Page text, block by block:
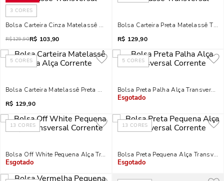
3 CORES
Bolsa Carteira Cinza Matelassê Transversal
R$129,90R$ 103,90
Bolsa Carteira Preta Matelassê
R$ 129,90
5 CORES
Bolsa Carteira Matelassê Preta Alça Corrente
R$ 129,90
5 CORES
Bolsa Preta Palha Alça Transversal
Indisponível
13 CORES
Bolsa Off White Pequena Alça Transversal Corrente
Indisponível
13 CORES
Bolsa Preta Pequena Alça
Indisponível